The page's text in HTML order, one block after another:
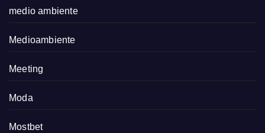
medio ambiente
Medioambiente
Meeting
Moda
Mostbet